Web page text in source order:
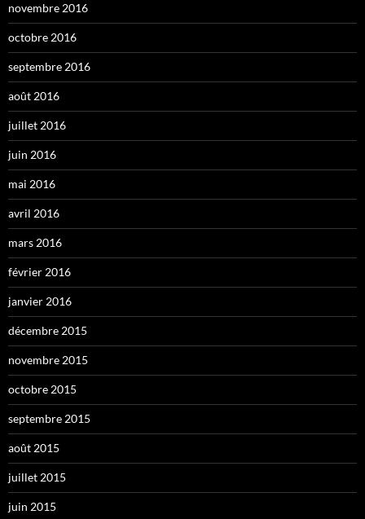
novembre 2016
octobre 2016
septembre 2016
août 2016
juillet 2016
juin 2016
mai 2016
avril 2016
mars 2016
février 2016
janvier 2016
décembre 2015
novembre 2015
octobre 2015
septembre 2015
août 2015
juillet 2015
juin 2015